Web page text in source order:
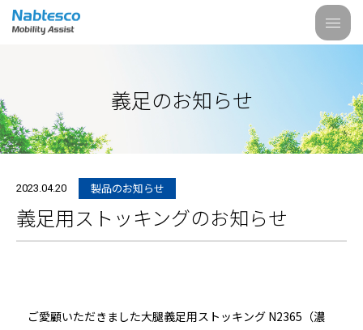
義足のお知らせ
2023.04.20 製品のお知らせ
義足用ストッキングのお知らせ
ご愛顧いただきました大腿義足用ストッキング N2365（濃